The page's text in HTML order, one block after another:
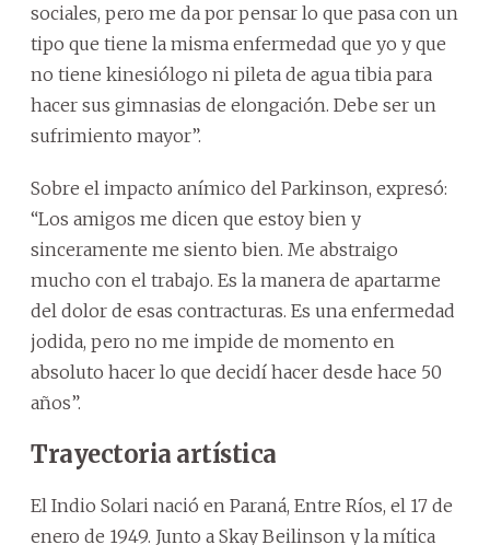
sociales, pero me da por pensar lo que pasa con un
tipo que tiene la misma enfermedad que yo y que
no tiene kinesiólogo ni pileta de agua tibia para
hacer sus gimnasias de elongación. Debe ser un
sufrimiento mayor”.
Sobre el impacto anímico del Parkinson, expresó:
“Los amigos me dicen que estoy bien y
sinceramente me siento bien. Me abstraigo
mucho con el trabajo. Es la manera de apartarme
del dolor de esas contracturas. Es una enfermedad
jodida, pero no me impide de momento en
absoluto hacer lo que decidí hacer desde hace 50
años”.
Trayectoria artística
El Indio Solari nació en Paraná, Entre Ríos, el 17 de
enero de 1949. Junto a Skay Beilinson y la mítica